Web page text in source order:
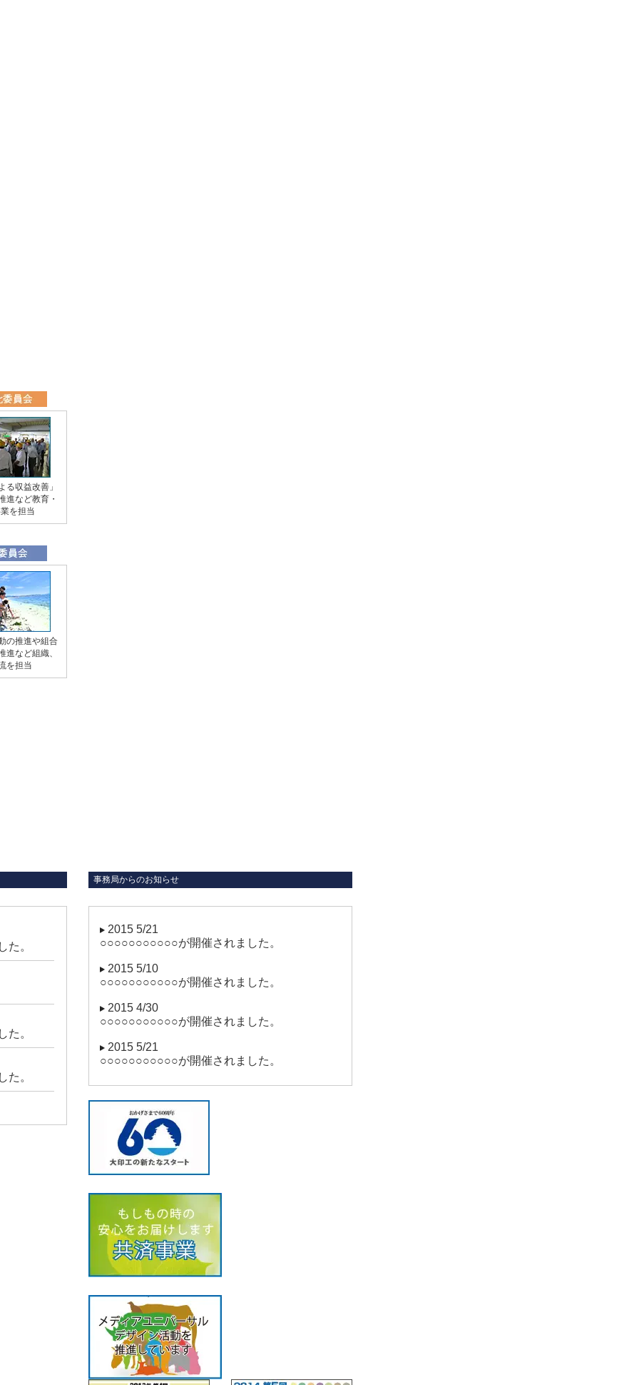
る収益改善」
進など教育・
を担当
の推進や組合
進など組織、
を担当
。
。
。
事務局からのお知らせ
2015 5/21
○○○○○○○○○○○が開催されました。
2015 5/10
○○○○○○○○○○○が開催されました。
2015 4/30
○○○○○○○○○○○が開催されました。
2015 5/21
○○○○○○○○○○○が開催されました。
2015 4/26
○○○○○○○○○○○が開催されました。
2015 4/15
○○○○○○○○○○○が開催されました。
2015 4/1
○○○○○○○○○○○が開催されました。